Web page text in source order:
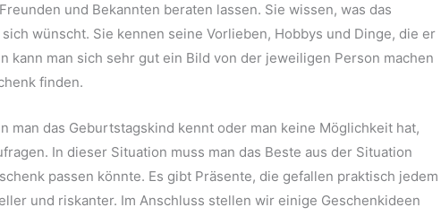
und Bekannten beraten lassen. Sie wissen, was das
wünscht. Sie kennen seine Vorlieben, Hobbys und Dinge, die er
kann man sich sehr gut ein Bild von der jeweiligen Person machen
finden.
man das Geburtstagskind kennt oder man keine Möglichkeit hat,
In dieser Situation muss man das Beste aus der Situation
passen könnte. Es gibt Präsente, die gefallen praktisch jedem
und riskanter. Im Anschluss stellen wir einige Geschenkideen